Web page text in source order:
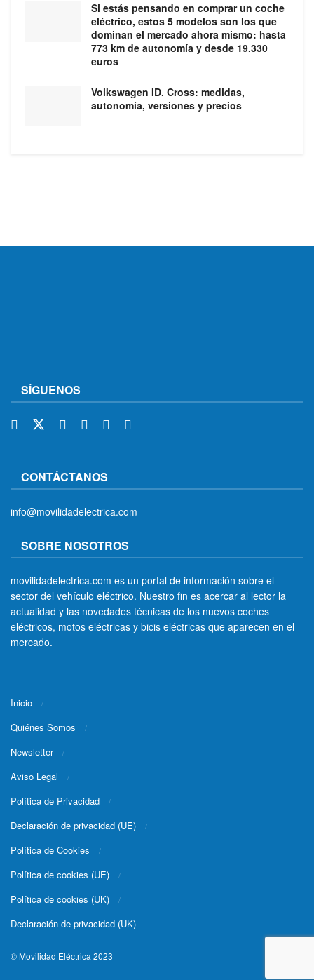
Si estás pensando en comprar un coche
eléctrico, estos 5 modelos son los que
dominan el mercado ahora mismo: hasta
773 km de autonomía y desde 19.330
euros
Volkswagen ID. Cross: medidas,
autonomía, versiones y precios
SÍGUENOS
CONTÁCTANOS
info@movilidadelectrica.com
SOBRE NOSOTROS
movilidadelectrica.com es un portal de información sobre el
sector del vehículo eléctrico. Nuestro fin es acercar al lector la
actualidad y las novedades técnicas de los nuevos coches
eléctricos, motos eléctricas y bicis eléctricas que aparecen en el
mercado.
Inicio
Quiénes Somos
Newsletter
Aviso Legal
Política de Privacidad
Declaración de privacidad (UE)
Política de Cookies
Política de cookies (UE)
Política de cookies (UK)
Declaración de privacidad (UK)
© Movilidad Eléctrica 2023